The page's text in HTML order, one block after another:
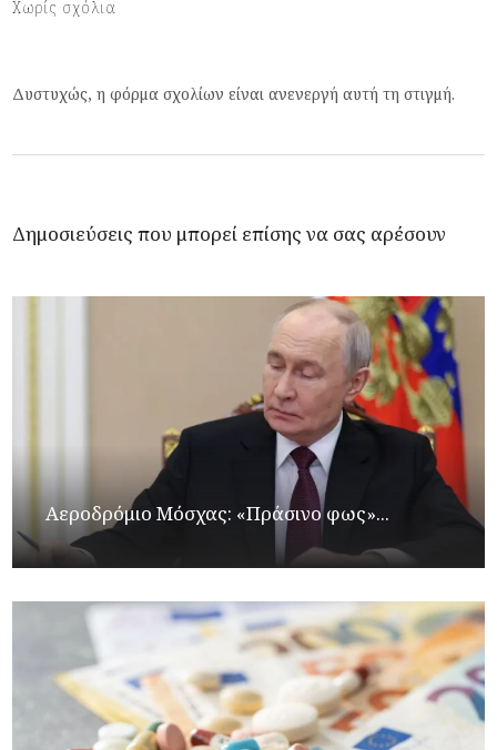
Χωρίς σχόλια
Δυστυχώς, η φόρμα σχολίων είναι ανενεργή αυτή τη στιγμή.
Δημοσιεύσεις που μπορεί επίσης να σας αρέσουν
Αεροδρόμιο Μόσχας: «Πράσινο φως»...